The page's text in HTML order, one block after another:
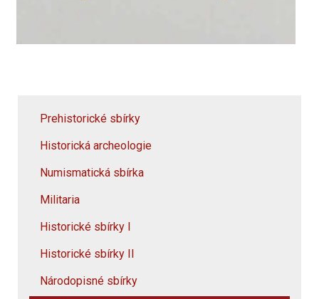
Prehistorické sbírky
Historická archeologie
Numismatická sbírka
Militaria
Historické sbírky I
Historické sbírky II
Národopisné sbírky